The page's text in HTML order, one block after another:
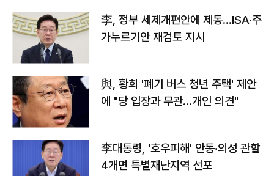
李, 정부 세제개편안에 제동…ISA·주
가누르기안 재검토 지시
與, 황희 '폐기 버스 청년 주택' 제안
에 "당 입장과 무관…개인 의견"
李대통령, '호우피해' 안동·의성 관할
4개면 특별재난지역 선포